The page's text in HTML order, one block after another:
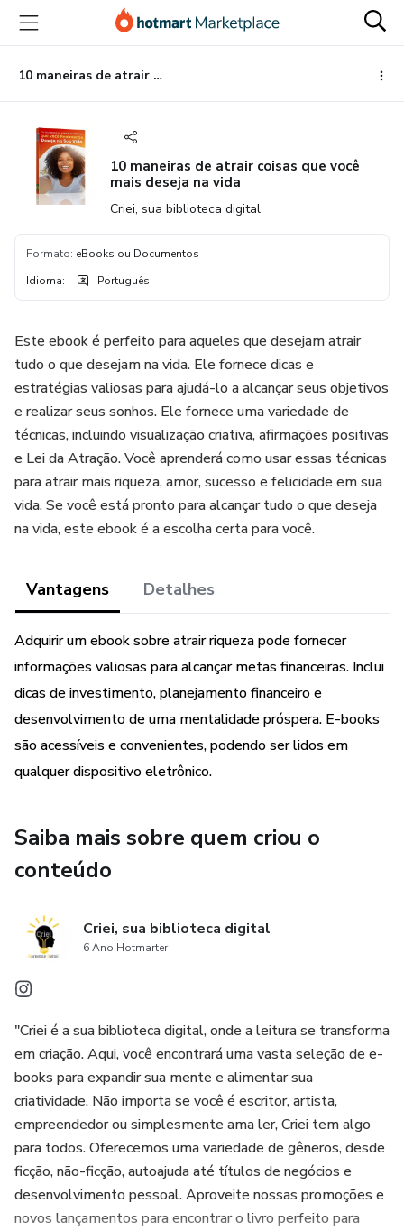
para
conteúdo
principal
para
pagamento
para
rodapé
10 maneiras de atrair coisas que você mais deseja na vida
10 maneiras de atrair coisas que você
mais deseja na vida
Criei, sua biblioteca digital
Formato: eBooks ou Documentos
Idioma: Português
Este ebook é perfeito para aqueles que desejam atrair
tudo o que desejam na vida. Ele fornece dicas e
estratégias valiosas para ajudá-lo a alcançar seus objetivos
e realizar seus sonhos. Ele fornece uma variedade de
técnicas, incluindo visualização criativa, afirmações positivas
e Lei da Atração. Você aprenderá como usar essas técnicas
para atrair mais riqueza, amor, sucesso e felicidade em sua
vida. Se você está pronto para alcançar tudo o que deseja
na vida, este ebook é a escolha certa para você.
Vantagens Detalhes
Adquirir um ebook sobre atrair riqueza pode fornecer
informações valiosas para alcançar metas financeiras. Inclui
dicas de investimento, planejamento financeiro e
desenvolvimento de uma mentalidade próspera. E-books
são acessíveis e convenientes, podendo ser lidos em
qualquer dispositivo eletrônico.
Saiba mais sobre quem criou o
conteúdo
Criei, sua biblioteca digital
6 Ano Hotmarter
"Criei é a sua biblioteca digital, onde a leitura se transforma
em criação. Aqui, você encontrará uma vasta seleção de e-
books para expandir sua mente e alimentar sua
criatividade. Não importa se você é escritor, artista,
empreendedor ou simplesmente ama ler, Criei tem algo
para todos. Oferecemos uma variedade de gêneros, desde
ficção, não-ficção, autoajuda até títulos de negócios e
desenvolvimento pessoal. Aproveite nossas promoções e
novos lançamentos para encontrar o livro perfeito para